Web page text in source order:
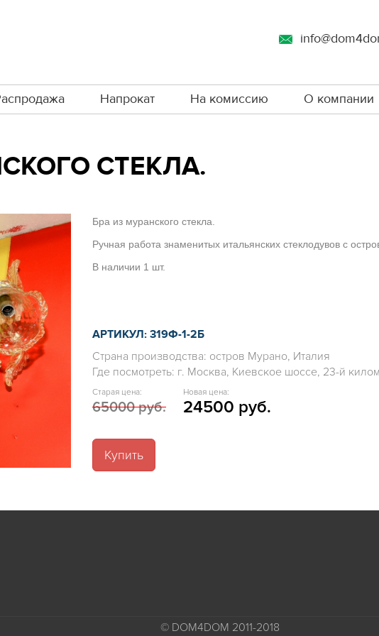
Напрокат На комиссию О компании
СТЕКЛА.
Бра из муранского стекла.
Ручная работа знаменитых итальянских стеклодувов с
В наличии 1 шт.
АРТИКУЛ: 319Ф-1-2Б
Страна производства: остров Мурано, Италия
Где посмотреть: г. Москва, Киевское шоссе, 23-й
Старая цена:
65000 руб.
Новая цена:
24500 руб.
Купить
© DOM4DOM 2011-2018